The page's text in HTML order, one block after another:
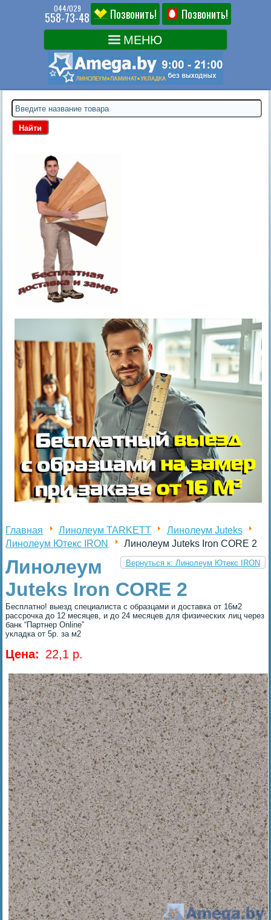
044/029
558-73-48 Позвонить! Позвонить!
Главная Линолеум TARKETT
Линолеум Juteks
Линолеум Ютекс IRON
Линолеум Juteks Iron CORE 2
Вернуться к: Линолеум Ютекс IRON
Линолеум
Juteks Iron CORE 2
Бесплатно! выезд специалиста с образцами и доставка от 16м2
рассрочка до 12 месяцев, и до 24 месяцев для физических лиц через
банк “Партнер Online”
укладка от 5р. за м2
Цена: 22,1 p.